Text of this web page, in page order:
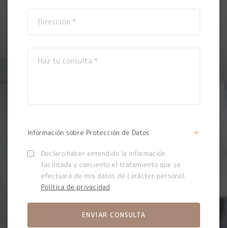
Información sobre Protección de Datos
Declaro haber entendido la información
facilitada y consiento el tratamiento que se
efectuará de mis datos de carácter personal.
Política de privacidad.